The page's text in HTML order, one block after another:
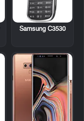
Samsung C3530